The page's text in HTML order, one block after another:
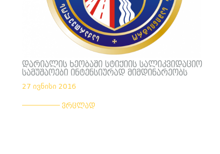
დარიალის ხეობაში სტიქიის სალიკვიდაციო
სამუშაოები ინტენსიურად მიმდინარეობს
27 ივნისი 2016
ვრცლად